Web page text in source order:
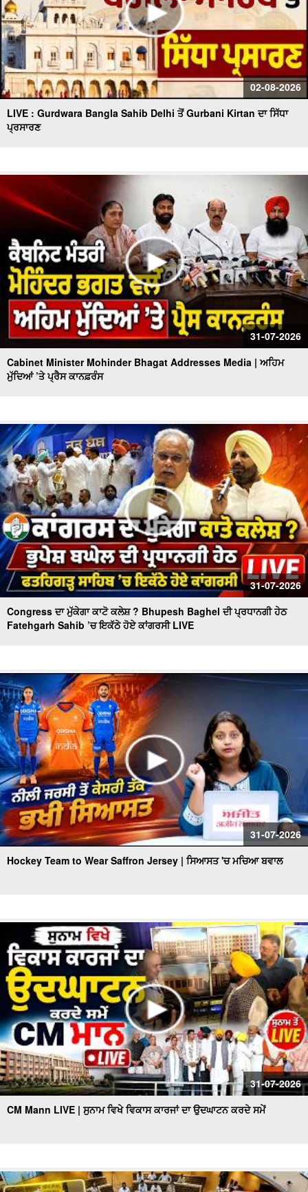
02-08-2026
LIVE : Gurdwara Bangla Sahib Delhi ਤੋਂ Gurbani Kirtan ਦਾ ਸਿੱਧਾ
ਪ੍ਰਸਾਰਣ
31-07-2026
Cabinet Minister Mohinder Bhagat Addresses Media | ਅਹਿਮ
ਮੁੱਦਿਆਂ ’ਤੇ ਪ੍ਰੈਸ ਕਾਨਫ਼ਰੰਸ
31-07-2026
Congress ਦਾ ਮੁੱਕੇਗਾ ਕਾਟੋ ਕਲੇਸ਼ ? Bhupesh Baghel ਦੀ ਪ੍ਰਧਾਨਗੀ ਹੇਠ
Fatehgarh Sahib ’ਚ ਇਕੱਠੇ ਹੋਏ ਕਾਂਗਰਸੀ LIVE
31-07-2026
Hockey Team to Wear Saffron Jersey | ਸਿਆਸਤ 'ਚ ਮਚਿਆ ਬਵਾਲ
31-07-2026
CM Mann LIVE | ਸੁਨਾਮ ਵਿਖੇ ਵਿਕਾਸ ਕਾਰਜਾਂ ਦਾ ਉਦਘਾਟਨ ਕਰਦੇ ਸਮੇਂ